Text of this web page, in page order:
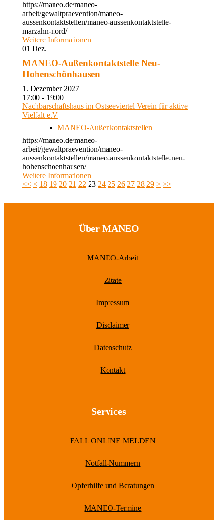
https://maneo.de/maneo-
arbeit/gewaltpraevention/maneo-
aussenkontaktstellen/maneo-aussenkontaktstelle-
marzahn-nord/
Weitere Informationen
01 Dez.
MANEO-Außenkontaktstelle Neu-
Hohenschönhausen
1. Dezember 2027
17:00 - 19:00
Nachbarschaftshaus im Ostseeviertel Verein für aktive
Vielfalt e.V
MANEO-Außenkontaktstellen
https://maneo.de/maneo-
arbeit/gewaltpraevention/maneo-
aussenkontaktstellen/maneo-aussenkontaktstelle-neu-
hohenschoenhausen/
Weitere Informationen
<< < 18 19 20 21 22 23 24 25 26 27 28 29 > >>
Über MANEO
MANEO-Arbeit
Zitate
Impressum
Disclaimer
Datenschutz
Kontakt
Services
FALL ONLINE MELDEN
Notfall-Nummern
Opferhilfe und Beratungen
MANEO-Termine